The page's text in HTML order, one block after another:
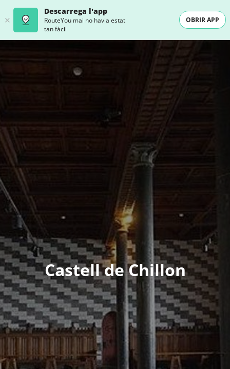
Descarrega l'app
RouteYou mai no havia estat
tan fàcil
OBRIR APP
Castell de Chillon